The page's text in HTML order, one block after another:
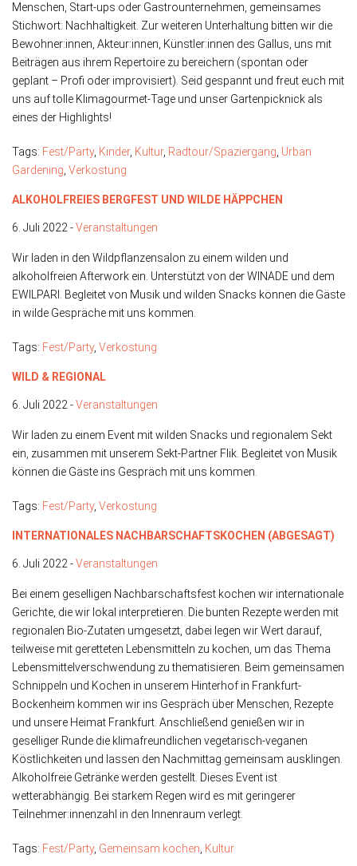
Menschen, Start-ups oder Gastrounternehmen, gemeinsames
Stichwort: Nachhaltigkeit. Zur weiteren Unterhaltung bitten wir die
Bewohner:innen, Akteur:innen, Künstler:innen des Gallus, uns mit
Beiträgen aus ihrem Repertoire zu bereichern (spontan oder
geplant – Profi oder improvisiert). Seid gespannt und freut euch mit
uns auf tolle Klimagourmet-Tage und unser Gartenpicknick als
eines der Highlights!
Tags: Fest/Party, Kinder, Kultur, Radtour/Spaziergang Urban
Gardening Verkostung
ALKOHOLFREIES BERGFEST UND WILDE HÄPPCHEN
6. Juli 2022 -Veranstaltungen
Wir laden in den Wildpflanzensalon zu einem wilden und
alkoholfreien Afterwork ein. Unterstützt von der WINADE und dem
EWILPARI. Begleitet von Musik und wilden Snacks können die Gäste
in wilde Gespräche mit uns kommen.
Tags: Fest/Party, Verkostung
WILD & REGIONAL
6. Juli 2022 -Veranstaltungen
Wir laden zu einem Event mit wilden Snacks und regionalem Sekt
ein, zusammen mit unserem Sekt-Partner Flik. Begleitet von Musik
können die Gäste ins Gespräch mit uns kommen.
Tags: Fest/Party, Verkostung
INTERNATIONALES NACHBARSCHAFTSKOCHEN (ABGESAGT)
6. Juli 2022 -Veranstaltungen
Bei einem geselligen Nachbarschaftsfest kochen wir internationale
Gerichte, die wir lokal interpretieren. Die bunten Rezepte werden mit
regionalen Bio-Zutaten umgesetzt, dabei legen wir Wert darauf,
teilweise mit geretteten Lebensmitteln zu kochen, um das Thema
Lebensmittelverschwendung zu thematisieren. Beim gemeinsamen
Schnippeln und Kochen in unserem Hinterhof in Frankfurt-
Bockenheim kommen wir ins Gespräch über Menschen, Rezepte
und unsere Heimat Frankfurt. Anschließend genießen wir in
geselliger Runde die klimafreundlichen vegetarisch-veganen
Köstlichkeiten und lassen den Nachmittag gemeinsam ausklingen.
Alkoholfreie Getränke werden gestellt. Dieses Event ist
wetterabhängig. Bei starkem Regen wird es mit geringerer
Teilnehmer:innenzahl in den Innenraum verlegt.
Tags: Fest/Party, Gemeinsam kochen Kultur